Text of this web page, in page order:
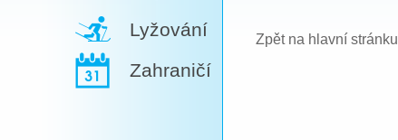
Lyžování
Zahraničí
Zpět na hlavní stránku